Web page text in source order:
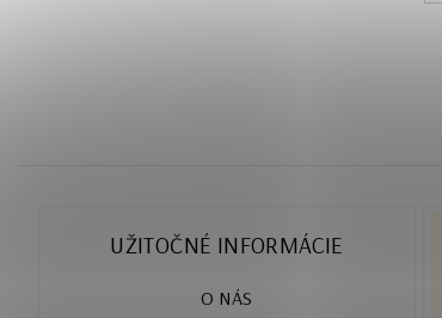
UŽITOČNÉ INFORMÁCIE
O NÁS